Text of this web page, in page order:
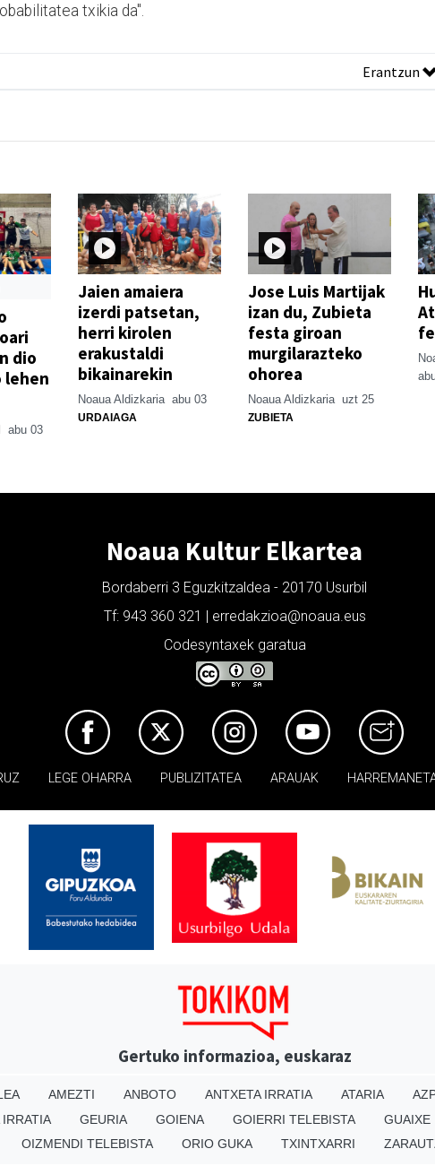
txikia da".
Erantzun
dio
lehen
abu 03
Jaien amaiera
izerdi patsetan,
herri kirolen
erakustaldi
bikainarekin
Noaua Aldizkaria abu 03
URDAIAGA
Jose Luis Martijak
izan du, Zubieta
festa giroan
murgilarazteko
ohorea
Noaua Aldizkaria uzt 25
ZUBIETA
Noaua Kultur Elkartea
Bordaberri 3 Eguzkitzaldea - 20170 Usurbil
Tf: 943 360 321 | erredakzioa@noaua.eus
Codesyntaxek garatua
LEGE OHARRA PUBLIZITATEA ARAUAK
Gertuko informazioa, euskaraz
AMEZTI ANBOTO ANTXETA IRRATIA ATARIA
IRRATIA GEURIA GOIENA GOIERRI TELEBISTA GUAIXE
OIZMENDI TELEBISTA ORIO GUKA TXINTXARRI